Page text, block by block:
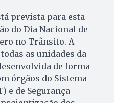
prevista para esta
do Dia Nacional de
no Trânsito. A
as unidades da
de forma
órgãos do Sistema
e de Segurança